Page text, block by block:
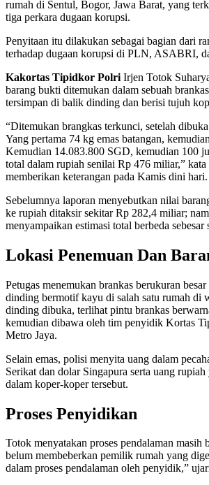
rumah di Sentul, Bogor, Jawa Barat, yang
tiga perkara dugaan korupsi.
Penyitaan itu dilakukan sebagai bagian dari
terhadap dugaan korupsi di PLN, ASABRI,
Kakortas Tipidkor Polri Irjen Totok
barang bukti ditemukan dalam sebuah
tersimpan di balik dinding dan berisi tujuh
“Ditemukan brangkas terkunci, setelah
Yang pertama 74 kg emas batangan,
Kemudian 14.083.800 SGD, kemudian 100
total dalam rupiah senilai Rp 476 miliar,” kata
memberikan keterangan pada Kamis dini hari.
Sebelumnya laporan menyebutkan nilai
ke rupiah ditaksir sekitar Rp 282,4 miliar;
menyampaikan estimasi total berbeda
Lokasi Penemuan Dan
Petugas menemukan brankas berukuran
dinding bermotif kayu di salah satu rumah di
dinding dibuka, terlihat pintu brankas
kemudian dibawa oleh tim penyidik Kortas
Metro Jaya.
Selain emas, polisi menyita uang dalam
Serikat dan dolar Singapura serta uang
dalam koper-koper tersebut.
Proses Penyidikan
Totok menyatakan proses pendalaman masih
belum membeberkan pemilik rumah yang
dalam proses pendalaman oleh penyidik,”